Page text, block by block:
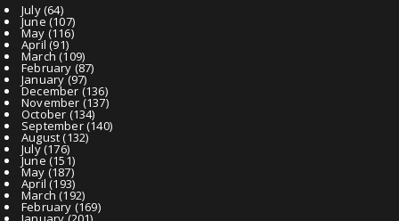
July(64)
June(107)
May (116)
April (91)
March (109)
February (87)
January(97)
December (136)
November (137)
October (134)
September(140)
August(132)
July(176)
June(151)
May (187)
April (193)
March (192)
February (169)